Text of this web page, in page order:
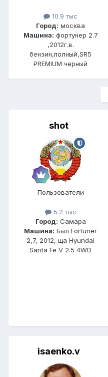
10.9 тыс
Город: москва
Машина: фортунер 2.7
,2012г.в.
бензин,полный,SR5
PREMIUM черный
shot
Пользователи
5.2 тыс
Город: Самара
Машина: Был Fortuner
2,7, 2012, ща Hyundai
Santa Fe V 2.5 4WD
isaenko.v